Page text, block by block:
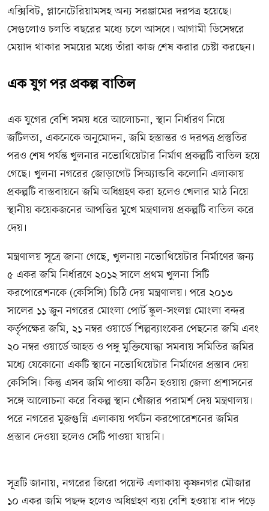
এক্সিবিট, প্লানেটেরিয়ামসহ অন্য সরঞ্জামের দরপত্র হয়েছে।
সেগুলোও চলতি বছরের মধ্যে চলে আসবে। আগামী ডিসেম্বরে
মেয়াদ থাকার সময়ের মধ্যে তাঁরা কাজ শেষ করার চেষ্টা করছেন।
এক যুগ পর প্রকল্প বাতিল
এক যুগের বেশি সময় ধরে আলোচনা, স্থান নির্ধারণ নিয়ে
জটিলতা, একনেকে অনুমোদন, জমি হস্তান্তর ও দরপত্র প্রস্তুতির
পরও শেষ পর্যন্ত খুলনার নভোথিয়েটার নির্মাণ প্রকল্পটি বাতিল হয়ে
গেছে। খুলনা নগরের জোড়াগেট সিঅ্যান্ডবি কলোনি এলাকায়
প্রকল্পটি বাস্তবায়নে জমি অধিগ্রহণ করা হলেও খেলার মাঠ নিয়ে
স্থানীয় কয়েকজনের আপত্তির মুখে মন্ত্রণালয় প্রকল্পটি বাতিল করে
দেয়।
মন্ত্রণালয় সূত্রে জানা গেছে, খুলনায় নভোথিয়েটার নির্মাণের জন্য
৫ একর জমি নির্ধারণে ২০১২ সালে প্রথম খুলনা সিটি
করপোরেশনকে (কেসিসি) চিঠি দেয় মন্ত্রণালয়। পরে ২০১৩
সালের ১১ জুন নগরের মোংলা পোর্ট স্কুল-সংলগ্ন মোংলা বন্দর
কর্তৃপক্ষের জমি, ২১ নম্বর ওয়ার্ডে শিল্পব্যাংকের পেছনের জমি এবং
২০ নম্বর ওয়ার্ডে আহত ও পঙ্গু মুক্তিযোদ্ধা সমবায় সমিতির জমির
মধ্যে যেকোনো একটি স্থানে নভোথিয়েটার নির্মাণের প্রস্তাব দেয়
কেসিসি। কিন্তু এসব জমি পাওয়া কঠিন হওয়ায় জেলা প্রশাসনের
সঙ্গে আলোচনা করে বিকল্প স্থান খোঁজার পরামর্শ দেয় মন্ত্রণালয়।
পরে নগরের মুজগুন্নি এলাকায় পর্যটন করপোরেশনের জমির
প্রস্তাব দেওয়া হলেও সেটি পাওয়া যায়নি।
সূত্রটি জানায়, নগরের জিরো পয়েন্ট এলাকায় কৃষ্ণনগর মৌজার
১০ একর জমি পছন্দ হলেও অধিগ্রহণ ব্যয় বেশি হওয়ায় বাদ পড়ে